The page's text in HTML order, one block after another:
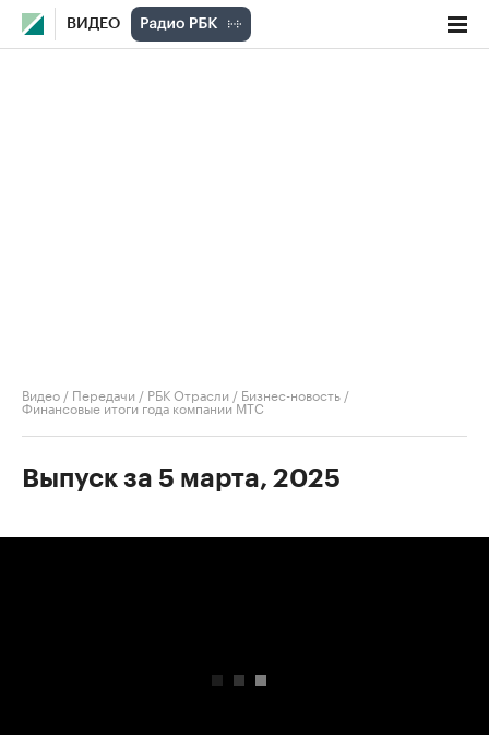
ВИДЕО
Видео / Передачи / РБК Отрасли / Бизнес-новость /
Финансовые итоги года компании МТС
Выпуск за 5 марта, 2025